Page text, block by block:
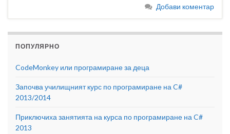
Добави коментар
ПОПУЛЯРНО
CodeMonkey или програмиране за деца
Започва училищният курс по програмиране на C#
2013/2014
Приключиха занятията на курса по програмиране на C#
2013